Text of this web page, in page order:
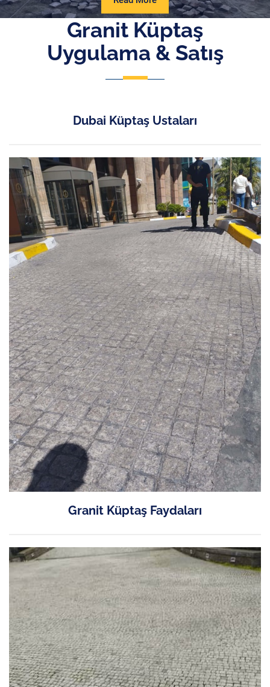
More
Granit Küptaş
Uygulama & Satış
Dubai Küptaş Ustaları
Granit Küptaş Faydaları